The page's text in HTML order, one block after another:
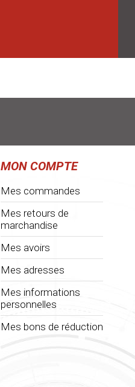
MON COMPTE
Mes commandes
Mes retours de
marchandise
Mes avoirs
Mes adresses
Mes informations
personnelles
Mes bons de réduction